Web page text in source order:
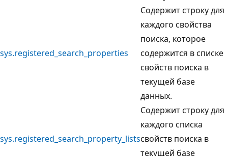
sys.registered_search_properties
Содержит строку для
каждого свойства
поиска, которое
содержится в списке
свойств поиска в
текущей базе
данных.
sys.registered_search_property_lists
Содержит строку для
каждого списка
свойств поиска в
текущей базе